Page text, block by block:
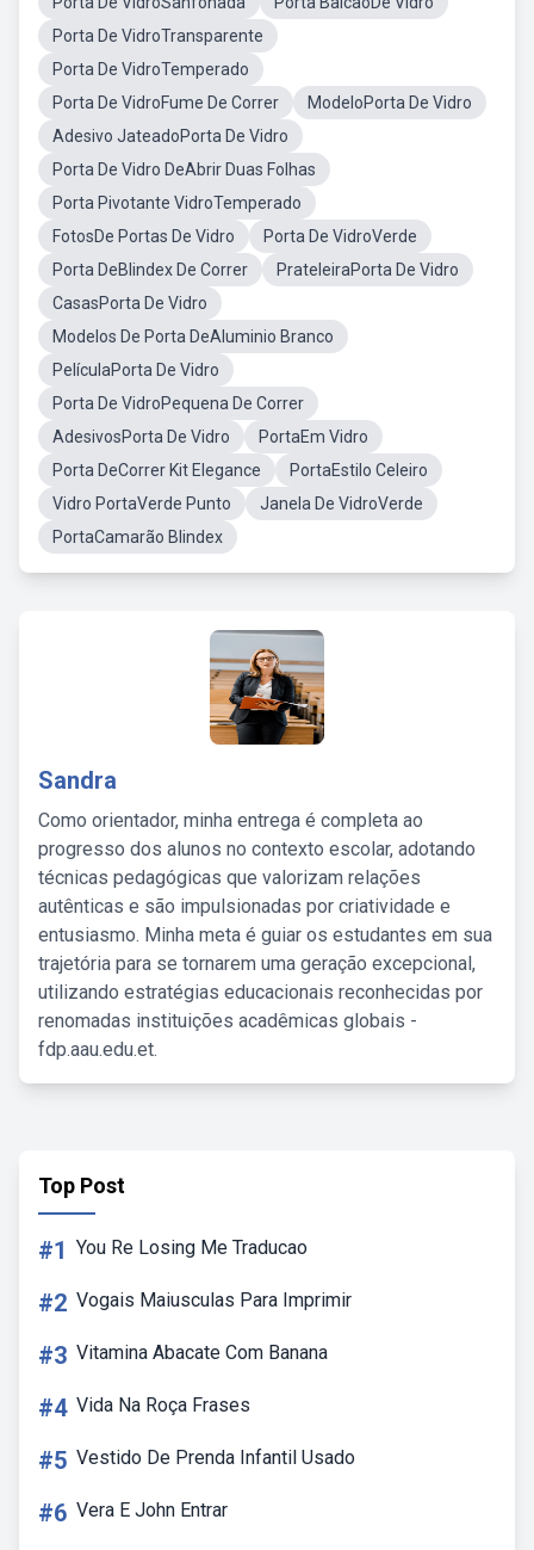
Porta De VidroTransparente
Porta De VidroTemperado
Porta De VidroFume De Correr
ModeloPorta De Vidro
Adesivo JateadoPorta De Vidro
Porta De Vidro DeAbrir Duas Folhas
Porta Pivotante VidroTemperado
FotosDe Portas De Vidro
Porta De VidroVerde
Porta DeBlindex De Correr
PrateleiraPorta De Vidro
CasasPorta De Vidro
Modelos De Porta DeAluminio Branco
PelículaPorta De Vidro
Porta De VidroPequena De Correr
AdesivosPorta De Vidro
PortaEm Vidro
Porta DeCorrer Kit Elegance
PortaEstilo Celeiro
Vidro PortaVerde Punto
Janela De VidroVerde
PortaCamarão Blindex
Sandra
Como orientador, minha entrega é completa ao
progresso dos alunos no contexto escolar, adotando
técnicas pedagógicas que valorizam relações
autênticas e são impulsionadas por criatividade e
entusiasmo. Minha meta é guiar os estudantes em sua
trajetória para se tornarem uma geração excepcional,
utilizando estratégias educacionais reconhecidas por
renomadas instituições acadêmicas globais -
fdp.aau.edu.et.
Top Post
#1 You Re Losing Me Traducao
#2 Vogais Maiusculas Para Imprimir
#3 Vitamina Abacate Com Banana
#4 Vida Na Roça Frases
#5 Vestido De Prenda Infantil Usado
#6 Vera E John Entrar